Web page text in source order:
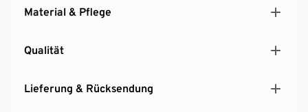
Material & Pflege
Qualität
Lieferung & Rücksendung